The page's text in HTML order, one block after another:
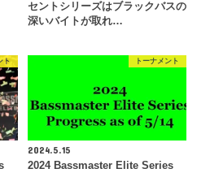
セントシリーズはブラックバスの
深いバイトが取れ…
ト トーナメント
2024.5.15
2024 Bassmaster Elite Series